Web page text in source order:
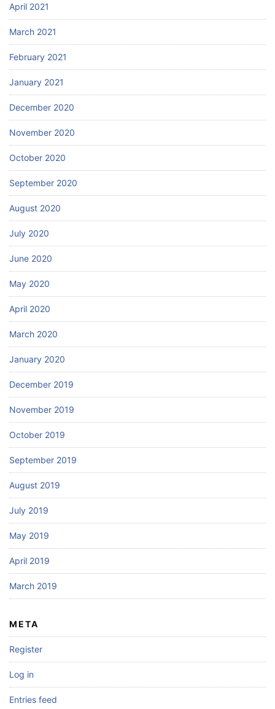
April 2021
March 2021
February 2021
January 2021
December 2020
November 2020
October 2020
September 2020
August 2020
July 2020
June 2020
May 2020
April 2020
March 2020
January 2020
December 2019
November 2019
October 2019
September 2019
August 2019
July 2019
May 2019
April 2019
March 2019
META
Register
Log in
Entries feed